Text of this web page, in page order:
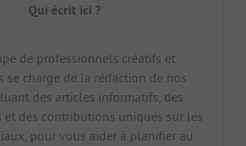
Qui écrit ici ?
de professionnels créatifs et
se charge de la rédaction de nos
des articles informatifs, des
et des contributions uniques sur les
pour vous aider à planifier au